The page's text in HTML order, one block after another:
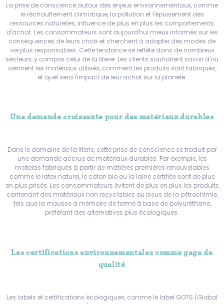
La prise de conscience autour des enjeux environnementaux, comme
le réchauffement climatique, la pollution et l'épuisement des
ressources naturelles, influence de plus en plus les comportements
d'achat. Les consommateurs sont aujourd'hui mieux informés sur les
conséquences de leurs choix et cherchent à adopter des modes de
vie plus responsables. Cette tendance se reflète dans de nombreux
secteurs, y compris celui de la literie. Les clients souhaitent savoir d'où
viennent les matériaux utilisés, comment les produits sont fabriqués,
et quel sera l'impact de leur achat sur la planète.
Une demande croissante pour des matériaux durables
Dans le domaine de la literie, cette prise de conscience se traduit par
une demande accrue de matériaux durables. Par exemple, les
matelas fabriqués à partir de matières premières renouvelables
comme le latex naturel, le coton bio ou la laine certifiée sont de plus
en plus prisés. Les consommateurs évitent de plus en plus les produits
contenant des matériaux non recyclables ou issus de la pétrochimie,
tels que la mousse à mémoire de forme à base de polyuréthane,
préférant des alternatives plus écologiques.
Les certifications environnementales comme gage de
qualité
Les labels et certifications écologiques, comme le label GOTS (Global